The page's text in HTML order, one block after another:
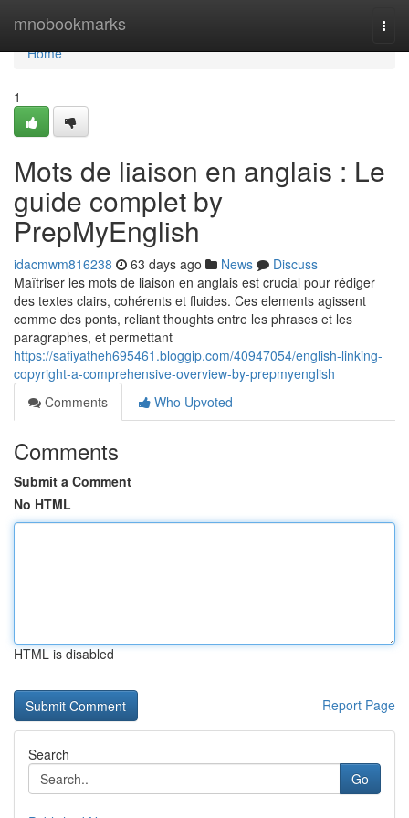
mnobookmarks
Home
Home
1
Mots de liaison en anglais : Le
guide complet by
PrepMyEnglish
idacmwm816238 63 days ago News
Discuss
Maîtriser les mots de liaison en anglais est crucial pour rédiger
des textes clairs, cohérents et fluides. Ces elements agissent
comme des ponts, reliant thoughts entre les phrases et les
paragraphes, et permettant
https://safiyatheh695461.bloggip.com/40947054/english-linking-
copyright-a-comprehensive-overview-by-prepmyenglish
Comments
Who Upvoted
Comments
Submit a Comment
No HTML
HTML is disabled
Report Page
Search
Go